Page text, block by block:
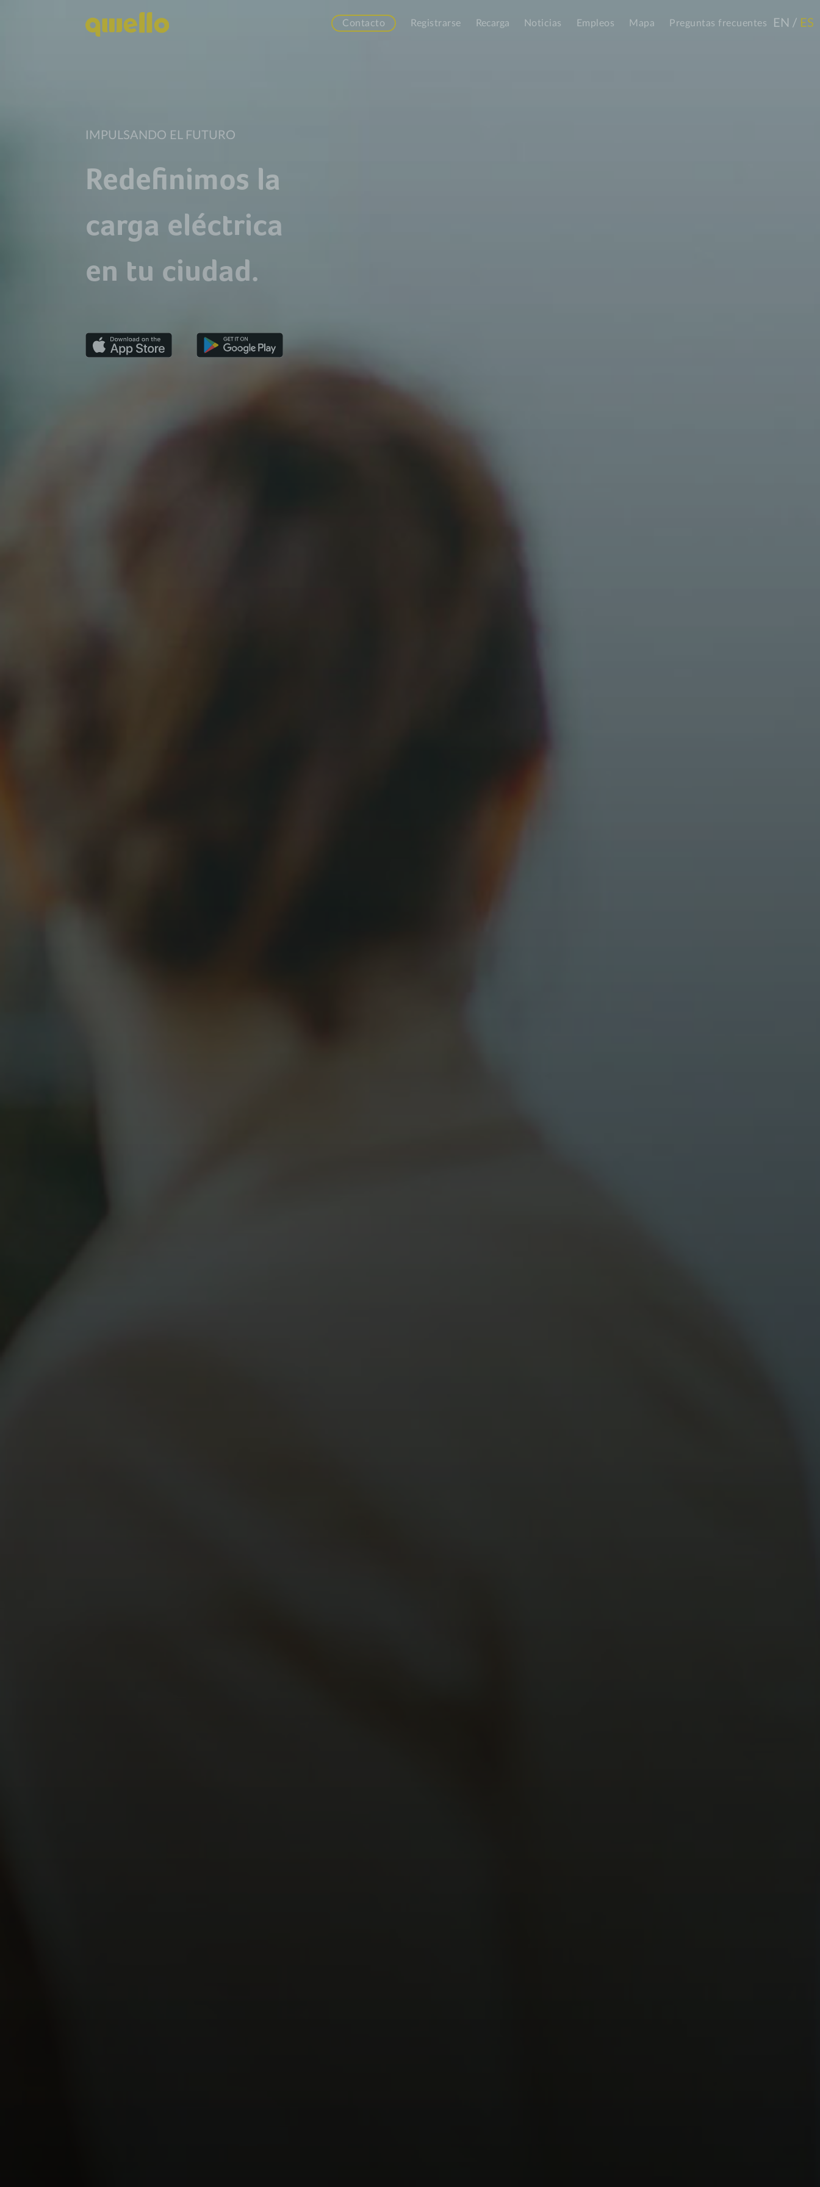
Contacto Registrarse Recarga Noticias Empleos Mapa Preguntas frecuentes EN / ES
IMPULSANDO EL FUTURO
Redefinimos la
carga eléctrica
en tu ciudad.